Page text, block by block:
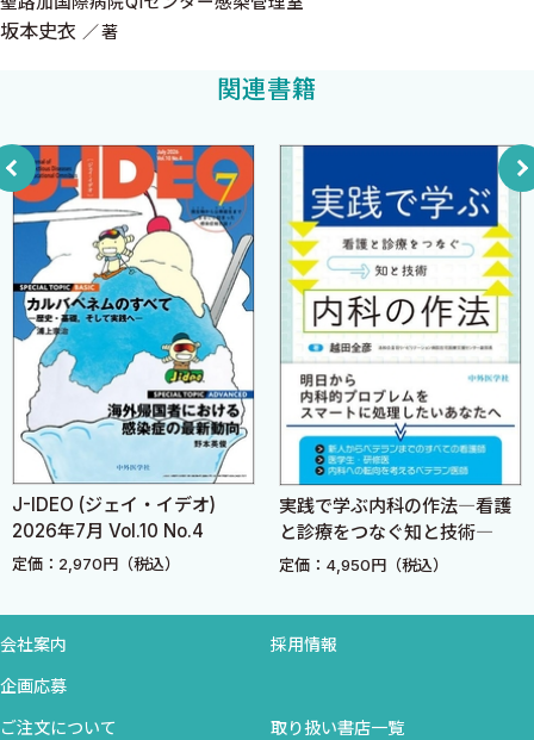
ンとしては感激の一言に尽きる．人生何が起こるかわからない．
いたことに心からお礼を申し上げる．いつかお目にかかれること
2023年7月
坂本史衣
【3】針刺し・切創・粘膜／創傷汚染の予防と対応
1 針刺し・切創・粘膜／創傷汚染とは何か
2 職業曝露に伴う血液媒介病原体の感染リスク
3 予防のためにできること
［2］職業曝露後対応
1 職業曝露発生直後の対応
2 B型肝炎ウイルスへの曝露後対応
3 C型肝炎ウイルスへの曝露後対応
4 ヒト免疫不全ウイルスへの曝露後対応
5 ヒトT細胞白血病ウイルス1型への対応
【4】医療関連感染予防のための水質管理
1 レジオネラ対策
2 加湿器の管理
3 製氷機の管理
4 生花の取り扱い
【5】感染対策における管理図の活用
1 管理図とは
2 管理図のフォーマット
坂本史衣 著
関連書籍
J-IDEO (ジェイ・イデオ)
2026年7月 Vol.10 No.4
定価：2,970円（税込）
実践で学ぶ内科の作法―看護
と診療をつなぐ知と技術―
定価：4,950円（税込）
会社案内 採用情報
企画応募
ご注文について 取り扱い書店一覧